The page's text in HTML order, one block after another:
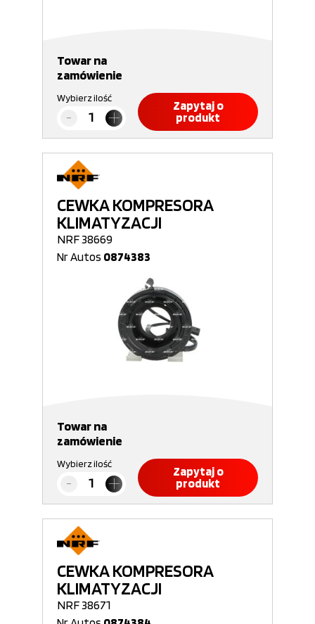
Towar na
zamówienie
Wybierz ilość
Zapytaj o
produkt
CEWKA KOMPRESORA
KLIMATYZACJI
NRF 38669
Nr Autos 0874383
Towar na
zamówienie
Wybierz ilość
Zapytaj o
produkt
CEWKA KOMPRESORA
KLIMATYZACJI
NRF 38671